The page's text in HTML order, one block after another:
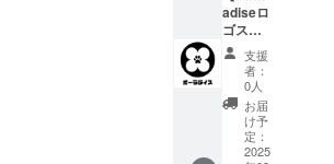
ら2025
年12月
末まで
CAMPF
IREの支
援者限
定活動
報告を
お届け
adiseロ
ゴス
テッ
カー
セッ
ト】
Pawrad
iseロゴ
ステッ
支援
者：
0人
お届
け予
定：
2025